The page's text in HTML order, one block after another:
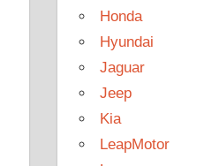
Honda
Hyundai
Jaguar
Jeep
Kia
LeapMotor